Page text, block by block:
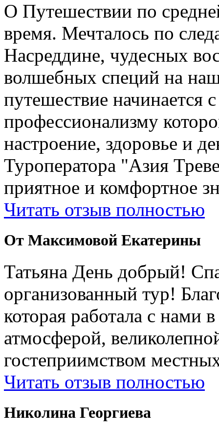
О Путешествии по
время. Мечталось по
Насреддине, чудесных
волшебных специй на
путешествие
профессионализму
настроение, здоровье и
Туроператора "Азия
приятное и комфортное
Читать отзыв полностью
От Максимовой Екатерины
Татьяна День добрый!
организованный тур!
которая работала с нами
атмосферой,
гостеприимством
Читать отзыв полностью
Николина Георгиева